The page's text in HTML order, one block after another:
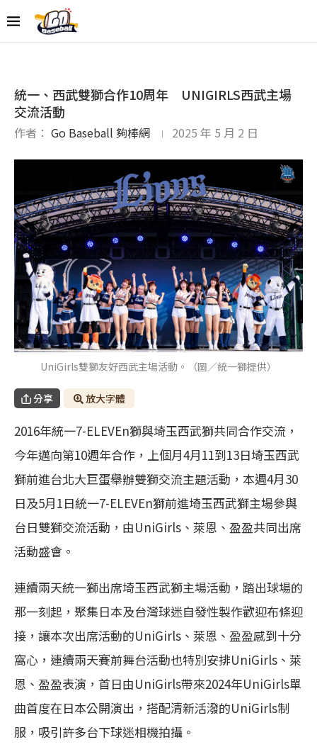
統一、西武雙獅合作10周年 UNIGIRLS西武主場
交流活動
作者： Go Baseball 夠棒網 2025 年 5 月 2 日
UniGirls雙獅友好西武主場活動。（圖／統一獅提供）
分享 放大字體
2016年統一7-ELEVEn獅與埼玉西武獅共同合作交流，
今年邁向第10週年合作，上個月4月11到13日埼玉西武
獅前進台北大巨蛋舉辦雙獅交流主題活動，本週4月30
日及5月1日統一7-ELEVEn獅前進埼玉西武獅主場參與
台日雙獅交流活動，由UniGirls、萊恩、盈盈共同出席
活動盛會。
連續兩天統一獅出席埼玉西武獅主場活動，踏出球場的
那一刻起，聚集日本及台灣球迷自發性製作歡迎布條迎
接，讓本次出席活動的UniGirls、萊恩、盈盈感到十分
窩心，連續兩天賽前舞台活動也特別安排UniGirls、萊
恩、盈盈表演，首日由UniGirls帶來2024年UniGirls單
曲首度在日本公開演出，搭配清新活潑的UniGirls制
服，吸引許多台下球迷相機拍攝。